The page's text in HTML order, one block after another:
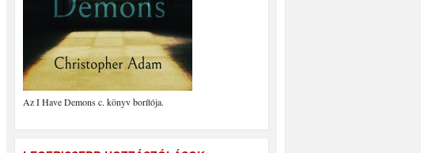
Az I Have Demons c. könyv borítója.